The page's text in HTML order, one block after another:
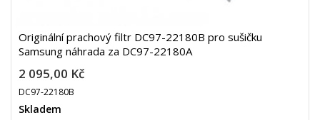
Originální prachový filtr DC97-22180B pro sušičku
Samsung náhrada za DC97-22180A
2 095,00 Kč
DC97-22180B
Skladem